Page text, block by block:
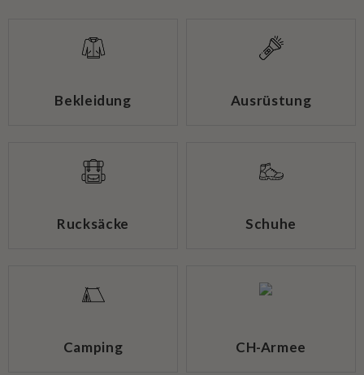
Bekleidung Ausrüstung
Rucksäcke Schuhe
Camping CH-Armee